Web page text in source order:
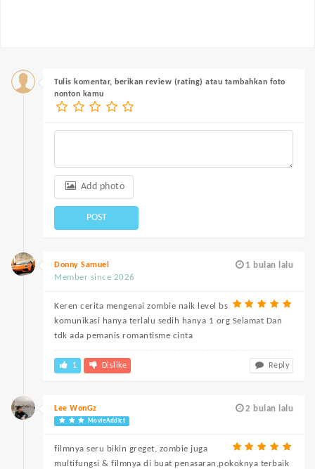
Tulis komentar, berikan review (rating) atau tambahkan foto
nonton kamu
Add photo
POST
1 bulan lalu
Donny Samuel
Member since 2026
Keren cerita mengenai zombie naik level bs
komunikasi hanya terlalu sedih hanya 1 org Selamat Dan
tdk ada pemanis romantisme cinta
1 Dislike Reply
2 bulan lalu
Lee WonGz
MovieAddict
filmnya seru bikin greget, zombie juga
multifungsi & filmnya di buat penasaran,pokoknya terbaik